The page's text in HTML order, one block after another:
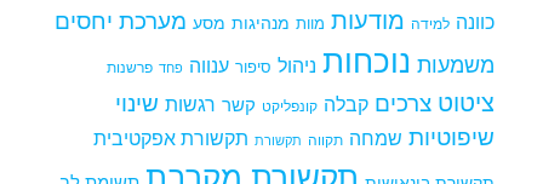
כוונה למידה מודעות מוות מנהיגות מסע מערכת יחסים
משמעות נוכחות ניהול סיפור ענווה פחד פרשנות
ציטוט צרכים קבלה קונפליקט קשר רגשות שינוי
שיפוטיות שמחה תקווה תקשורת תקשורת אפקטיבית